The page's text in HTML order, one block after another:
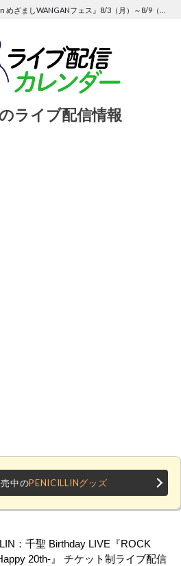
のライブ配信情報
中のPENICILLINグッズ
：千聖 Birthday LIVE『ROCK
20th-』 チケット制ライブ配信